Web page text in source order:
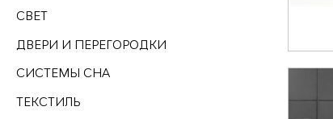
СВЕТ
ДВЕРИ И ПЕРЕГОРОДКИ
СИСТЕМЫ СНА
ТЕКСТИЛЬ